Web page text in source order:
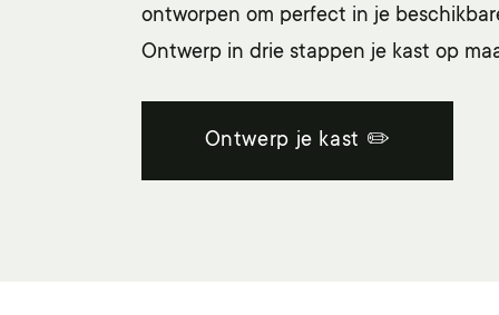
ontworpen om perfect in je
Ontwerp in drie stappen je kast op
Ontwerp je kast ✏️